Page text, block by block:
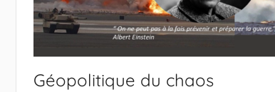
Géopolitique du chaos